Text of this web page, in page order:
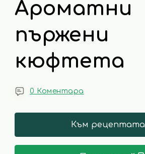
Ароматни
пържени
кюфтета
0 Коментара
Към рецептата